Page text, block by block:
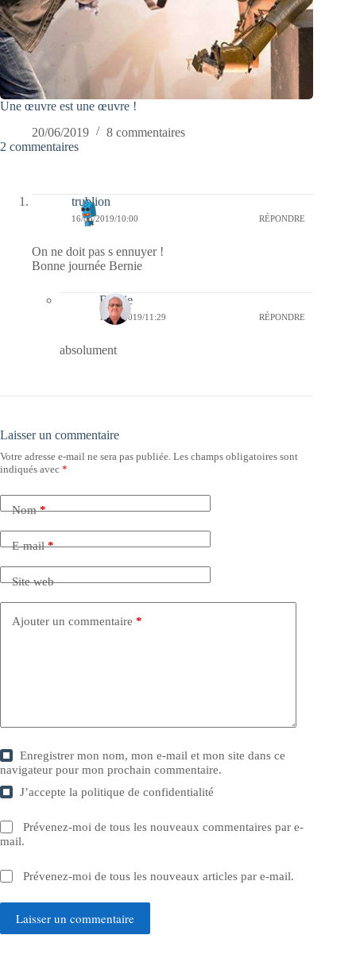
Une œuvre est une œuvre !
20/06/2019
8 commentaires
2 commentaires
trublion
16/05/2019/10:00 RÉPONDRE
On ne doit pas s ennuyer !
Bonne journée Bernie
Bernie
16/05/2019/11:29 RÉPONDRE
absolument
Laisser un commentaire
Votre adresse e-mail ne sera pas publiée. Les champs obligatoires sont
indiqués avec *
Nom*
E-mail*
Site web
Ajouter un commentaire *
Enregistrer mon nom, mon e-mail et mon site dans ce
navigateur pour mon prochain commentaire.
J’accepte lapolitique de confidentialité
Prévenez-moi de tous les nouveaux commentaires par e-
mail.
Prévenez-moi de tous les nouveaux articles par e-mail.
Laisser un commentaire